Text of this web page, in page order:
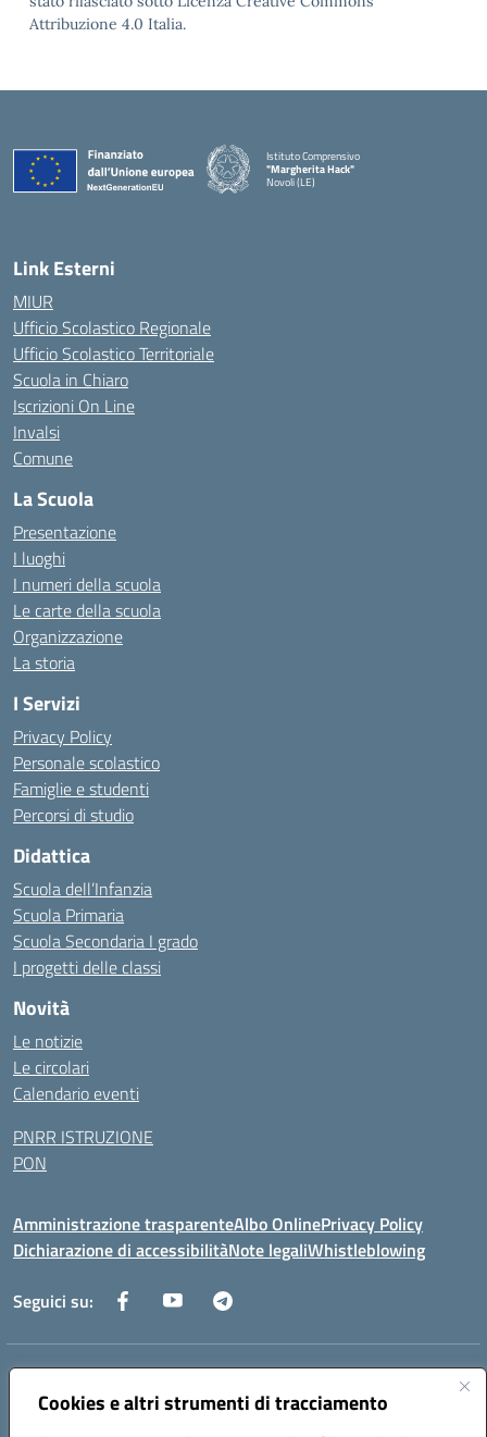
Cookies e altri strumenti di tracciamento
Attribuzione 4.0 Italia.
Istituto Comprensivo
"Margherita Hack"
Novoli (LE)
Link Esterni
MIUR
Ufficio Scolastico Regionale
Ufficio Scolastico Territoriale
Scuola in Chiaro
Iscrizioni On Line
Invalsi
Comune
La Scuola
Presentazione
I luoghi
I numeri della scuola
Le carte della scuola
Organizzazione
La storia
I Servizi
Privacy Policy
Personale scolastico
Famiglie e studenti
Percorsi di studio
Didattica
Scuola dell’Infanzia
Scuola Primaria
Scuola Secondaria I grado
I progetti delle classi
Novità
Le notizie
Le circolari
Calendario eventi
PNRR ISTRUZIONE
PON
Amministrazione trasparenteAlbo OnlinePrivacy Policy
Dichiarazione di accessibilitàNote legaliWhistleblowing
Seguici su:
Indirizzo:
Centralino:0832712132 Email:leic84200l@istruzione.it